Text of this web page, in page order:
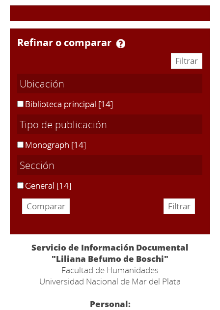
refinar o comparar
Ubicación
Biblioteca principal [14]
Tipo de publicación
Monograph [14]
Sección
General [14]
Servicio de Información Documental
"Liliana Befumo de Boschi"
Facultad de Humanidades
Universidad Nacional de Mar del Plata
Personal: